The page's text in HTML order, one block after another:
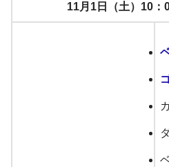
11月1日（土）10：